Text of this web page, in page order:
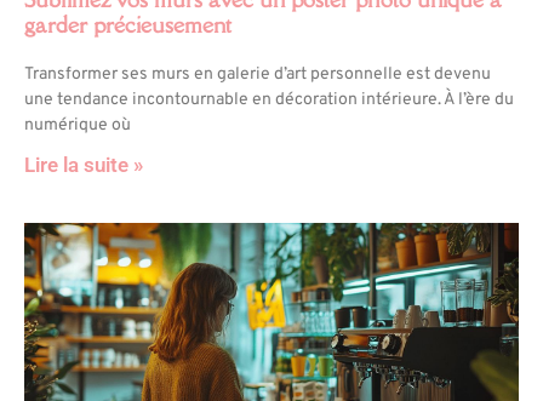
garder précieusement
Transformer ses murs en galerie d’art personnelle est devenu
une tendance incontournable en décoration intérieure. À l’ère du
numérique où
Lire la suite »